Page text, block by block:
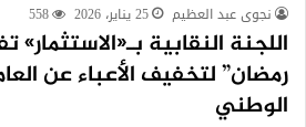
نجوى عبد العظيم 25 يناير، 2026 558
اللجنة النقابية
رمضان” لتخفيف الأعباء عن
الوطني